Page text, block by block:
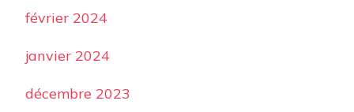
février 2024
janvier 2024
décembre 2023